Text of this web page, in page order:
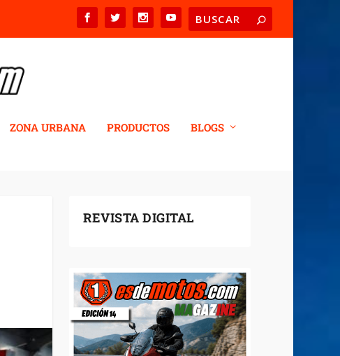
ZONA URBANA PRODUCTOS BLOGS
REVISTA DIGITAL